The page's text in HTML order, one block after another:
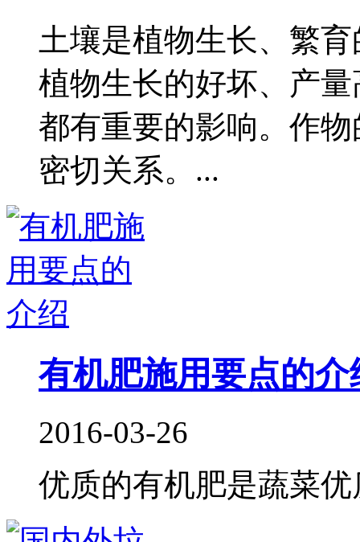
土壤是植物生长、繁
植物生长的好坏、产
都有重要的影响。作
密切关系。...
有机肥施用要点的介
2016-03-26
优质的有机肥是蔬菜